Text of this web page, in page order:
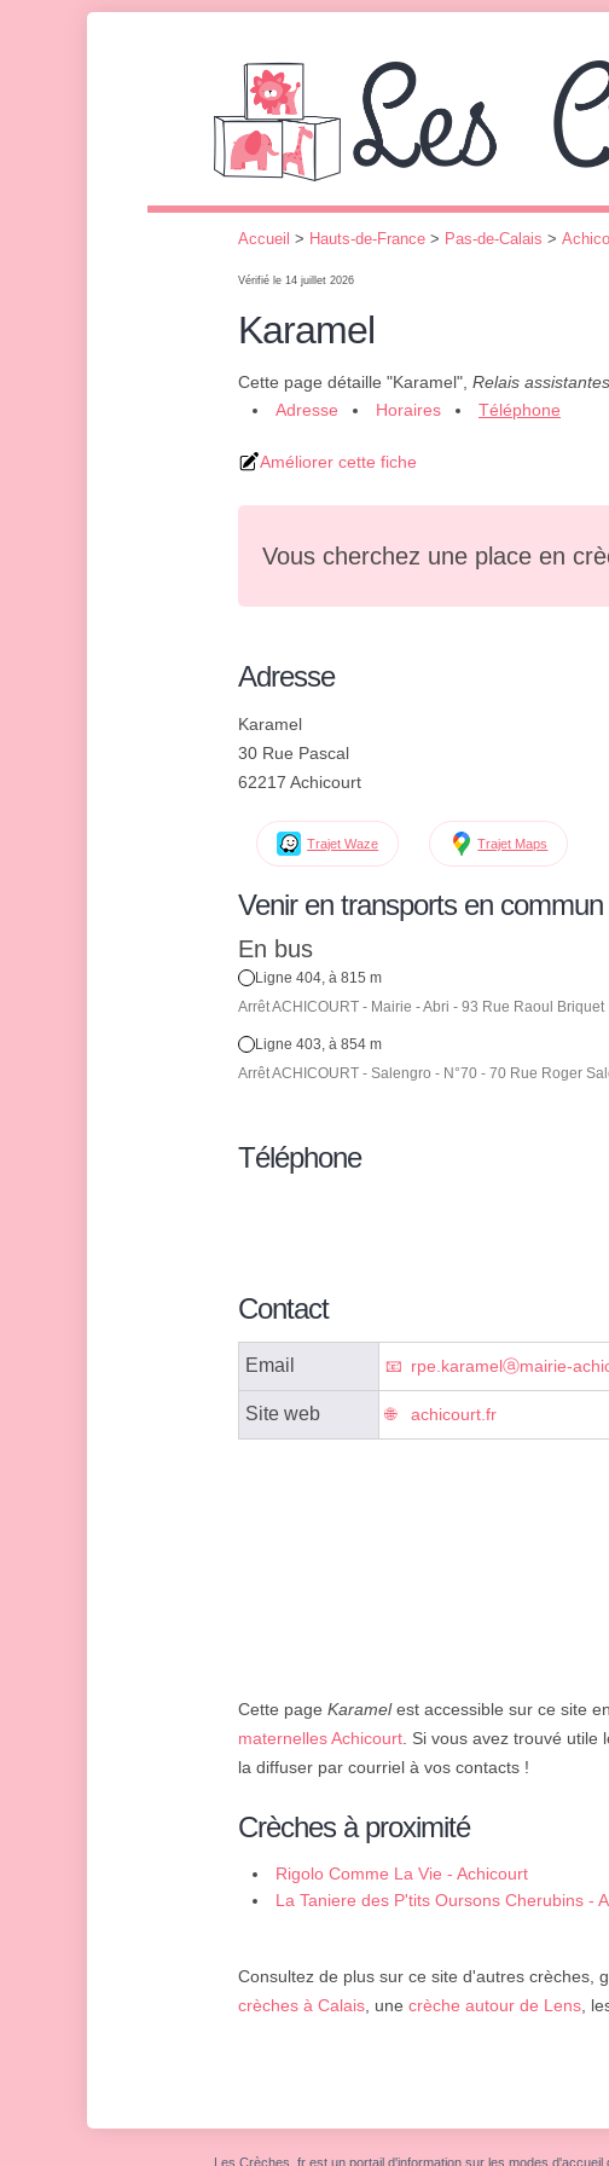
Accueil > Hauts-de-France > Pas-de-Calais >
Vérifié le 14 juillet 2026
Karamel
Cette page détaille "Karamel", Relais
Adresse
Horaires Téléphone
Améliorer cette fiche
Vous cherchez une place en
Adresse
Karamel
30 Rue Pascal
62217 Achicourt
Trajet Waze Trajet Maps
Venir en transports en commun
En bus
Ligne 404, à 815 m
Arrêt ACHICOURT - Mairie - Abri - 93 Rue Raoul Briquet
Ligne 403, à 854 m
Arrêt ACHICOURT - Salengro - N°70 - 70 Rue Roger
Téléphone
Contact
Email rpe.karamelⓐmairie-
Site web achicourt.fr
Cette page Karamelest accessible sur ce site
maternelles Achicourt. Si vous avez trouvé utile
la diffuser par courriel à vos contacts !
Crèches à proximité
Rigolo Comme La Vie - Achicourt
La Taniere des P'tits Oursons Cherubins -
Consultez de plus sur ce site d'autres
crèches à Calais, une crèche autour de Lens,
Les Crèches .fr est un portail d'information sur les modes